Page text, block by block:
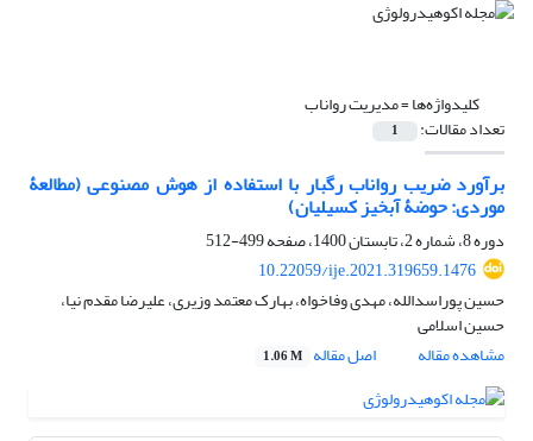
کلیدواژه‌ها =مدیریت رواناب
تعداد مقالات: 1
برآورد ضریب رواناب رگبار با استفاده از هوش مصنوعی (مطالعۀ
موردی: حوضۀ آبخیز کسیلیان)
دوره 8، شماره 2، تابستان 1400، صفحه
499-512
10.22059/ije.2021.319659.1476
حسین پوراسدالله، مهدی وفاخواه، بهارک معتمد وزیری، علیرضا مقدم نیا،
حسین اسلامی
مشاهده مقاله
اصل مقاله 1.06 M